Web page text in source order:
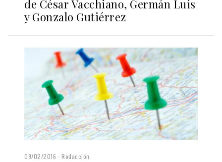
de César Vacchiano, Germán Luis
y Gonzalo Gutiérrez
09/02/2016 Redacción